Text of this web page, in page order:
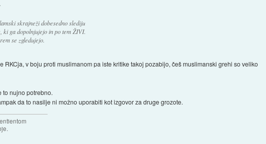
skrajneži dobesedno slediju
ki ga dopolnjujejo in po tem ŽIVI.
se zgledujejo.
v boju proti muslimanom pa iste kritike takoj pozabijo, češ muslimanski grehi so veliko
to nujno potrebno.
da to nasilje ni možno uporabiti kot izgovor za druge grozote.